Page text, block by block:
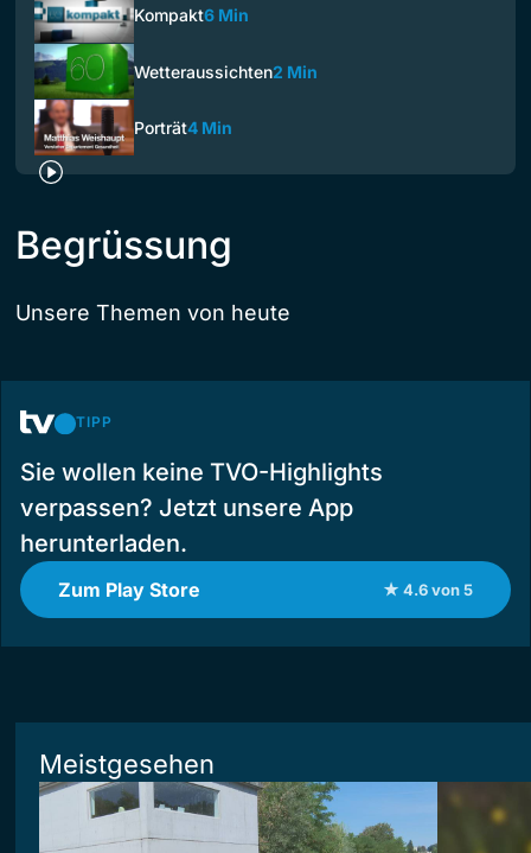
Kompakt6 Min
Wetteraussichten2 Min
Porträt4 Min
Begrüssung
Unsere Themen von heute
TIPP
Sie wollen keine TVO-Highlights
verpassen? Jetzt unsere App
herunterladen.
Zum Play Store ★ 4.6 von 5
Meistgesehen